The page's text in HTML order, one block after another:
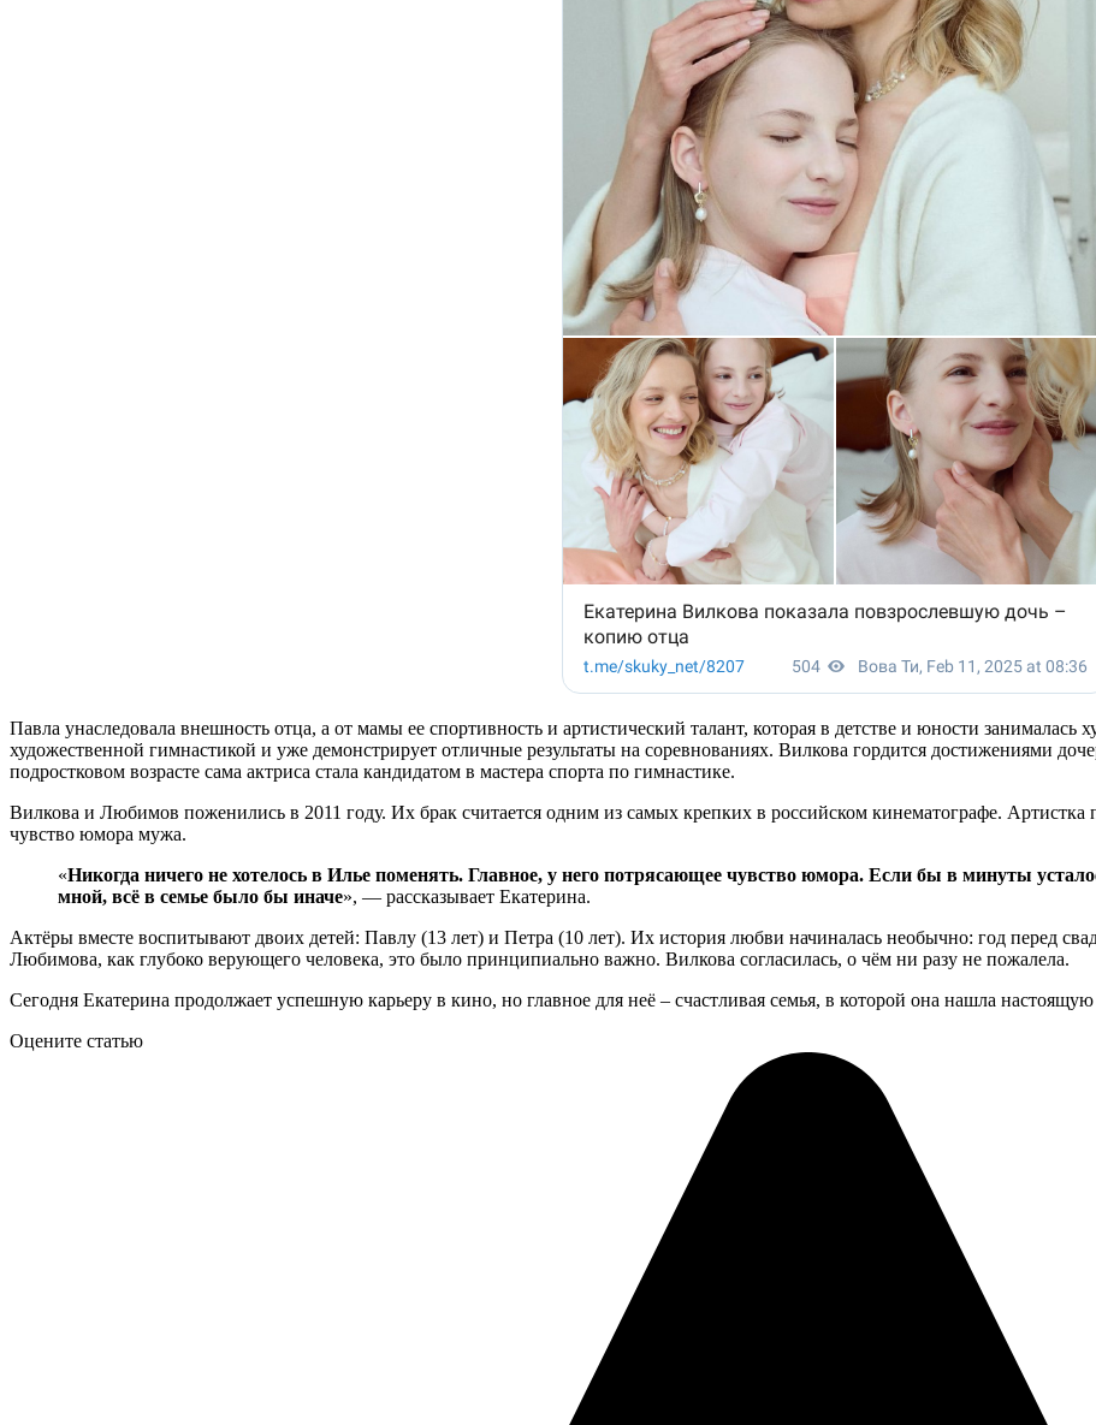
Павла унаследовала внешность отца, а от мамы ее спортивность и артистический талант, которая в детстве и юности занималась
художественной гимнастикой и уже демонстрирует отличные результаты на соревнованиях. Вилкова гордится достижениями
подростковом возрасте сама актриса стала кандидатом в мастера спорта по гимнастике.
Вилкова и Любимов поженились в 2011 году. Их брак считается одним из самых крепких в российском кинематографе. Артистка
чувство юмора мужа.
«Никогда ничего не хотелось в Илье поменять. Главное, у него потрясающее чувство юмора. Если бы в минуты
мной, всё в семье было бы иначе», — рассказывает Екатерина.
Актёры вместе воспитывают двоих детей: Павлу (13 лет) и Петра (10 лет). Их история любви начиналась необычно: год перед
Любимова, как глубоко верующего человека, это было принципиально важно. Вилкова согласилась, о чём ни разу не пожалела.
Сегодня Екатерина продолжает успешную карьеру в кино, но главное для неё – счастливая семья, в которой она нашла
Оцените статью